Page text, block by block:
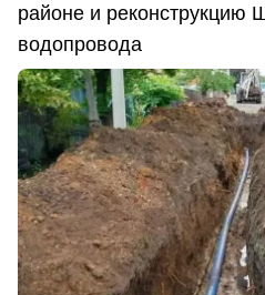
районе и реконструкцию
водопровода